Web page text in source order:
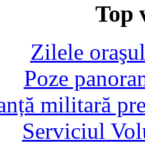
Top
Zilele
Poze
militară
Serviciul